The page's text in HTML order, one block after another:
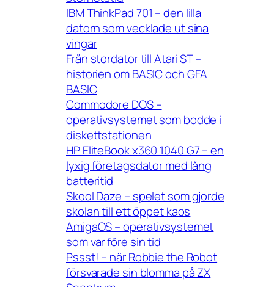
IBM ThinkPad 701 – den lilla
datorn som vecklade ut sina
vingar
Från stordator till Atari ST –
historien om BASIC och GFA
BASIC
Commodore DOS –
operativsystemet som bodde i
diskettstationen
HP EliteBook x360 1040 G7 – en
lyxig företagsdator med lång
batteritid
Skool Daze – spelet som gjorde
skolan till ett öppet kaos
AmigaOS – operativsystemet
som var före sin tid
Pssst! – när Robbie the Robot
försvarade sin blomma på ZX